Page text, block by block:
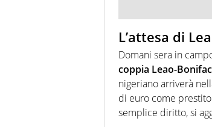
L’attesa di
Domani sera in
coppia Leao-
nigeriano arriverà
di euro come
semplice diritto, si